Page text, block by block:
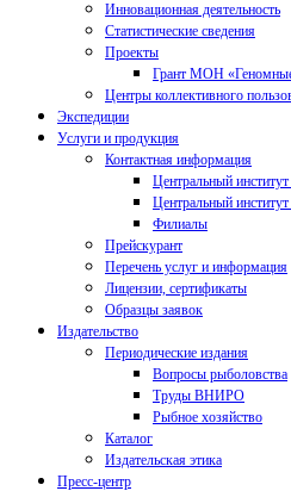
Инновационная деятельность
Статистические сведения
Проекты
Грант МОН «Геномные
Центры коллективного
Экспедиции
Услуги и продукция
Контактная информация
Центральный
Центральный
Филиалы
Прейскурант
Перечень услуг и информация
Лицензии, сертификаты
Образцы заявок
Издательство
Периодические издания
Вопросы рыболовства
Труды ВНИРО
Рыбное хозяйство
Каталог
Издательская этика
Пресс-центр